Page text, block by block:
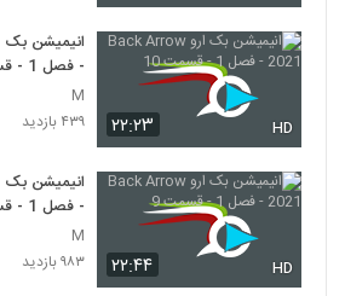
۲۲:۲۳ HD
- فصل 1 - قسمت 10
M
۴۳۹ بازدید
۲۲:۴۴ HD
- فصل 1 - قسمت 9
M
۹۸۳ بازدید